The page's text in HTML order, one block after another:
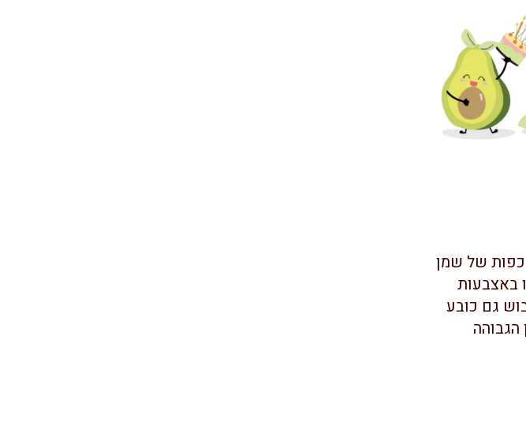
ניתן להשתמש באבוקדו בשביל לטפל בשיער יבש. קחו אבוקדו, הוסיפו לו 2 כפות של שמן
באצבעות
גם כובע
הגבוהה